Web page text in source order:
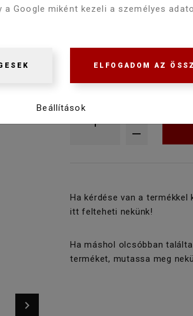
Szállítás 3-5 munkanap
129 900 Ft
Raktáron
Ha kérdése van a termékkel
itt felteheti nekünk!
Ha máshol olcsóbban
terméket, mutassa meg
Google miként kezeli a személyes
ELFOGADOM AZ
Beállítások